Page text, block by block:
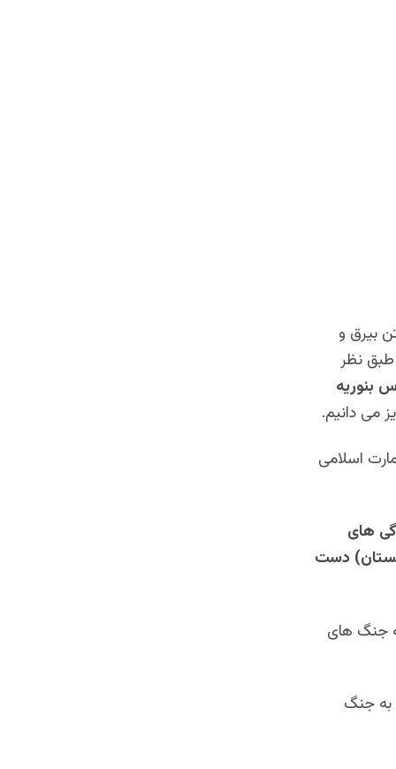
بیرق و
نظر
بنوریه
می دانیم.
اسلامی
های
دست
جنگ های
به جنگ